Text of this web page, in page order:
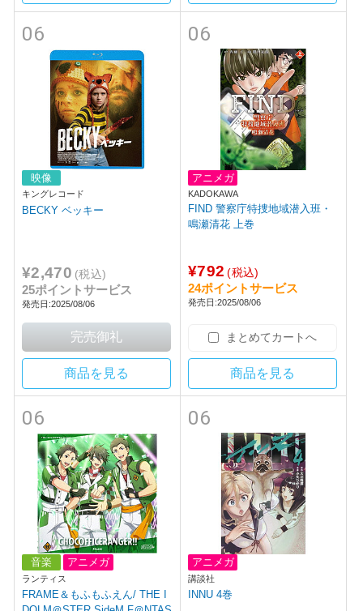
06
映像
キングレコード
BECKY ベッキー
¥2,470 (税込)
25ポイントサービス
発売日:2025/08/06
商品を見る
06
アニメガ
KADOKAWA
FIND 警察庁特捜地域潜入班・
鳴瀬清花 上巻
¥792 (税込)
24ポイントサービス
発売日:2025/08/06
まとめてカートへ
商品を見る
06
音楽 アニメガ
ランティス
FRAME＆もふもふえん/ THE I
06
アニメガ
講談社
INNU 4巻